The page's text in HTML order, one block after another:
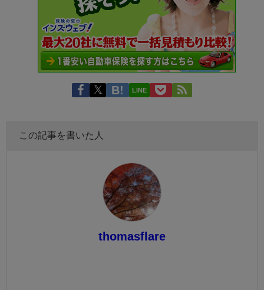
LINE
この記事を書いた人
thomasflare